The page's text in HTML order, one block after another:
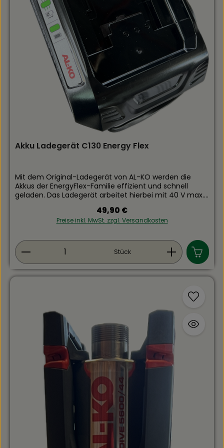
Akku Ladegerät C130 Energy Flex
Mit dem Original-Ladegerät von AL-KO werden die
Akkus der EnergyFlex-Familie effizient und schnell
geladen. Das Ladegerät arbeitet hierbei mit 40 V max.
Akku vollständig geladen ist Ladegerät für alle Akkus
der EnergyFlex-Familie Klein und kompakt. Mit LED-
Regulärer Preis:
49,90 €
Preise inkl. MwSt. zzgl. Versandkosten
Produkt Anzahl: Gib den gewünschten Wert
Stück